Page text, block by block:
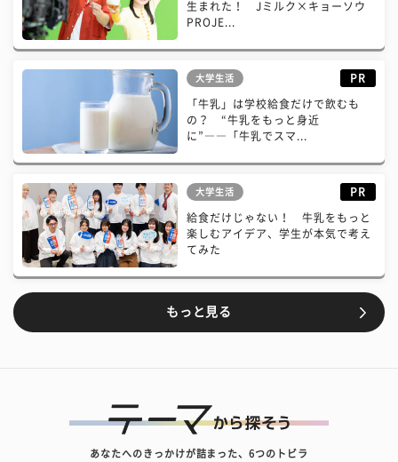
生まれた！ Jミルク×キョーソウ
PROJE...
大学生活 PR
「牛乳」は学校給食だけで飲むも
の？ “牛乳をもっと身近
に”――「牛乳でスマ...
大学生活 PR
給食だけじゃない！ 牛乳をもっと
楽しむアイデア、学生が本気で考え
てみた
もっと見る
あなたへのきっかけが詰まった、6つのトビラ